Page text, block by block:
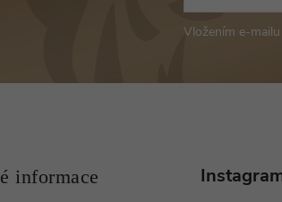
Vložením e-